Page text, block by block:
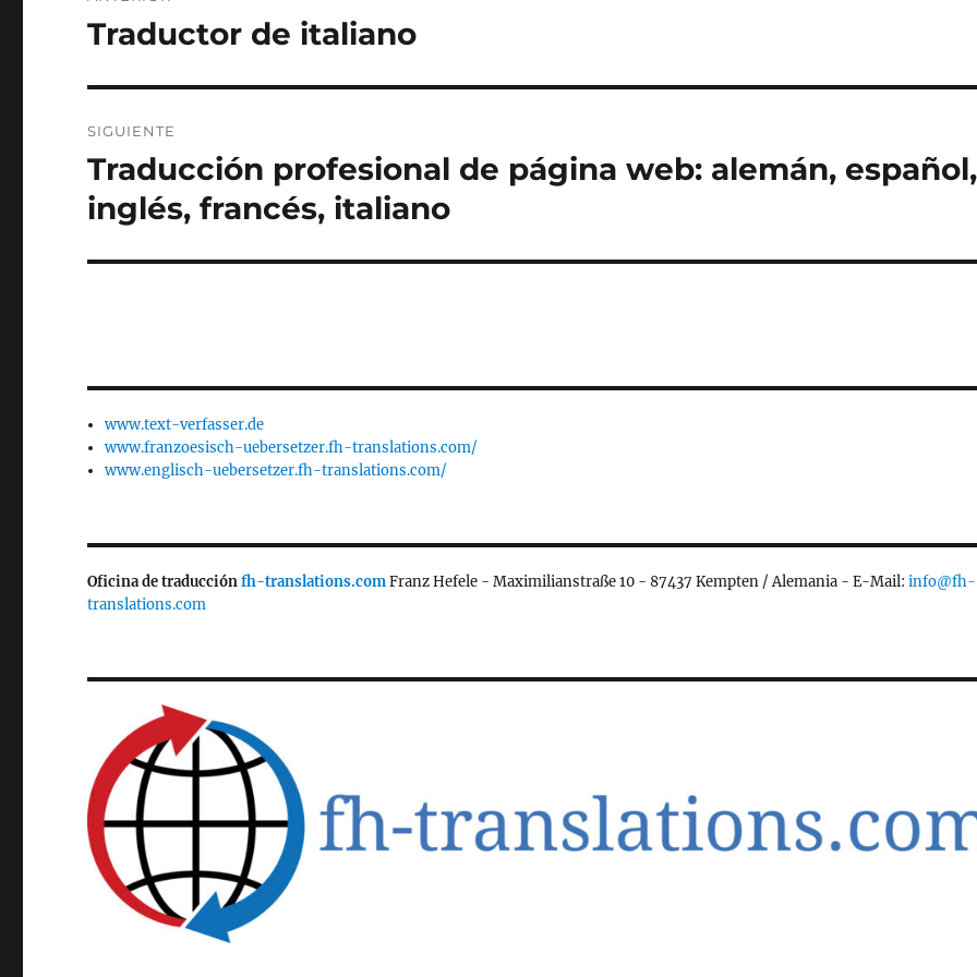
de
Entrada
Traductor de italiano
SIGUIENTE
Entrada
siguiente:
Traducción profesional de página web: alemán, español,
inglés, francés, italiano
www.text-verfasser.de
www.franzoesisch-uebersetzer.fh-translations.com/
www.englisch-uebersetzer.fh-translations.com/
Oficina de traducciónfh-translations.comFranz Hefele - Maximilianstraße 10 - 87437 Kempten / Alemania - E-Mail:info@fh-
translations.com